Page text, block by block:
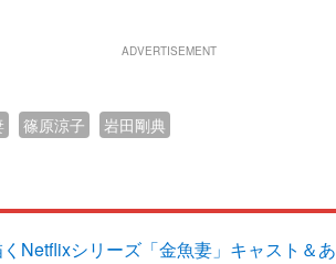
ADVERTISEMENT
篠原涼子 岩田剛典
Netflixシリーズ「金魚妻」キャスト＆あ